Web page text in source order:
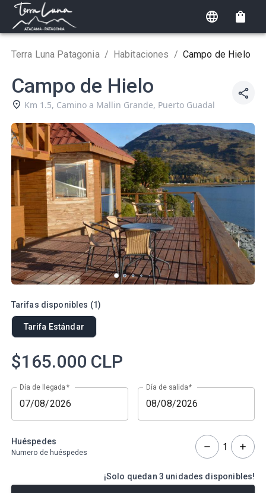
Terra Luna Patagonia / Habitaciones / Campo de Hielo
Campo de Hielo
Km 1.5, Camino a Mallin Grande, Puerto Guadal
Tarifas disponibles (1)
Tarifa Estándar
$165.000 CLP
Día de llegada * Día de salida*
Huéspedes
Numero de huéspedes 1
¡Solo quedan 3 unidades disponibles!